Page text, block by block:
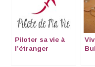
Piloter sa vie à
l’étranger